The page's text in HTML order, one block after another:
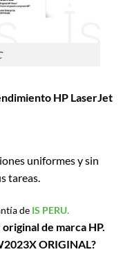
HP LaserJet
uniformes y sin
tareas.
de IS PERU.
de marca HP.
ORIGINAL?